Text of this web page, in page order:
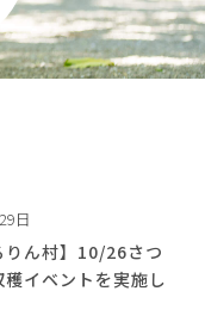
日
りん村】10/26さつ
穫イベントを実施し